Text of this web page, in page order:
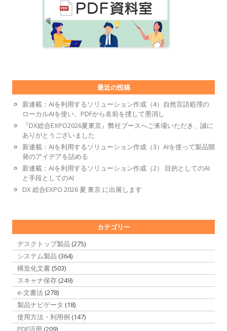
最近の投稿
新連載：AIを利用するソリューション作成（4）自然言語処理の
ローカルAIを使い、PDFから名前を捜して墨消し
『DX総合EXPO2026夏東京』弊社ブースへご来場いただき、誠に
ありがとうございました
新連載：AIを利用するソリューション作成（3）AIを使って製品開
発のアイデアを詰める
新連載：AIを利用するソリューション作成（2） 目的としてのAI
と手段としてのAI
DX 総合EXPO 2026 夏 東京 に出展します
カテゴリー
デスクトップ製品 (275)
システム製品 (364)
構造化文書 (503)
スキャナ保存 (249)
e-文書法 (278)
製品ナビゲータ (18)
使用方法・利用例 (147)
PDF活用 (209)